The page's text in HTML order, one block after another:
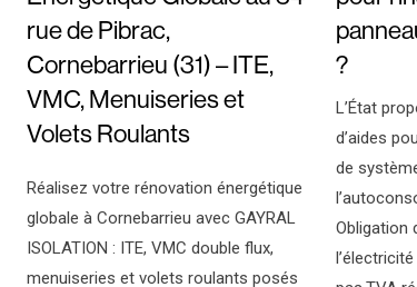
rue de Pibrac,
Cornebarrieu (31) – ITE,
VMC, Menuiseries et
Volets Roulants
Réalisez votre rénovation énergétique
globale à Cornebarrieu avec GAYRAL
ISOLATION : ITE, VMC double flux,
menuiseries et volets roulants posés
?
L’État
d’aides
de
Obligation